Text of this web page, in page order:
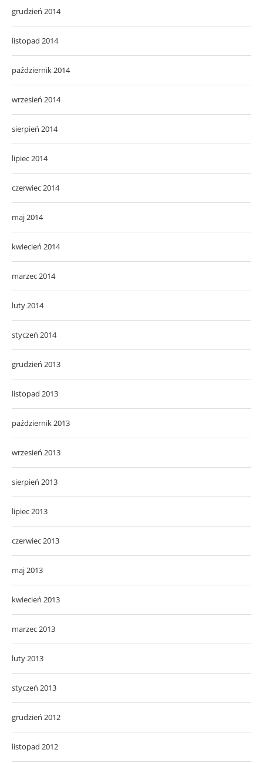
grudzień 2014
listopad 2014
październik 2014
wrzesień 2014
sierpień 2014
lipiec 2014
czerwiec 2014
maj 2014
kwiecień 2014
marzec 2014
luty 2014
styczeń 2014
grudzień 2013
listopad 2013
październik 2013
wrzesień 2013
sierpień 2013
lipiec 2013
czerwiec 2013
maj 2013
kwiecień 2013
marzec 2013
luty 2013
styczeń 2013
grudzień 2012
listopad 2012